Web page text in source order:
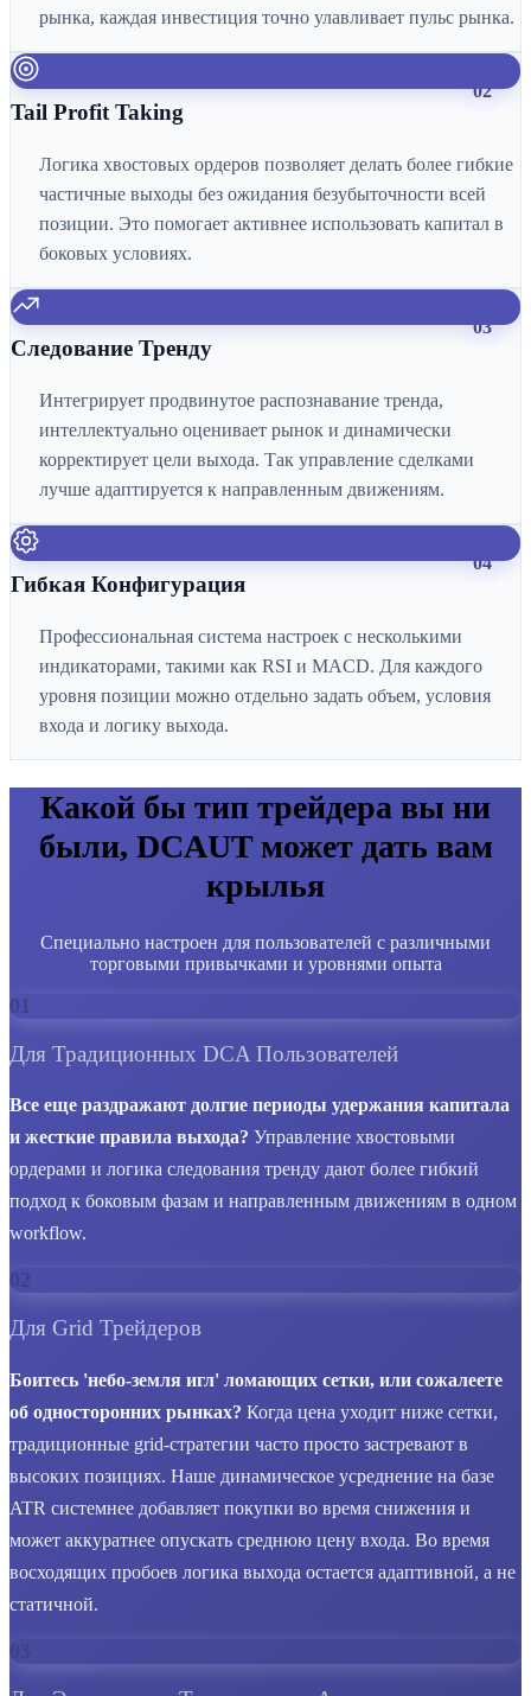
рынка, каждая инвестиция точно улавливает пульс рынка.
02
Tail Profit Taking
Логика хвостовых ордеров позволяет делать более гибкие
частичные выходы без ожидания безубыточности всей
позиции. Это помогает активнее использовать капитал в
боковых условиях.
03
Следование Тренду
Интегрирует продвинутое распознавание тренда,
интеллектуально оценивает рынок и динамически
корректирует цели выхода. Так управление сделками
лучше адаптируется к направленным движениям.
04
Гибкая Конфигурация
Профессиональная система настроек с несколькими
индикаторами, такими как RSI и MACD. Для каждого
уровня позиции можно отдельно задать объем, условия
входа и логику выхода.
Какой бы тип трейдера вы ни
были, DCAUT может дать вам
крылья
Специально настроен для пользователей с различными
торговыми привычками и уровнями опыта
01
Для Традиционных DCA Пользователей
Все еще раздражают долгие периоды удержания капитала
и жесткие правила выхода? Управление хвостовыми
ордерами и логика следования тренду дают более гибкий
подход к боковым фазам и направленным движениям в одном
workflow.
02
Для Grid Трейдеров
Боитесь 'небо-земля игл' ломающих сетки, или сожалеете
об односторонних рынках? Когда цена уходит ниже сетки,
традиционные grid-стратегии часто просто застревают в
высоких позициях. Наше динамическое усреднение на базе
ATR системнее добавляет покупки во время снижения и
может аккуратнее опускать среднюю цену входа. Во время
восходящих пробоев логика выхода остается адаптивной, а не
статичной.
03